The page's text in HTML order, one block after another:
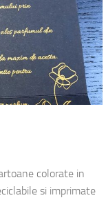
colorate in
si imprimate